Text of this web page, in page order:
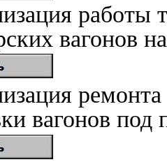
работы
вагонов
вагонов под